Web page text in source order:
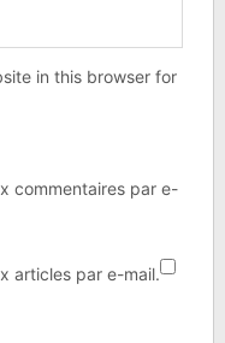
in this browser for
commentaires par e-
articles par e-mail.